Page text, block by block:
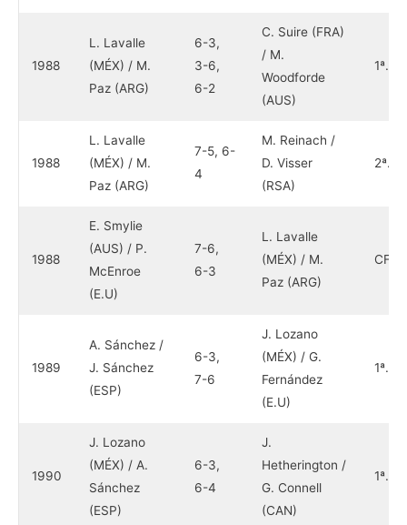
1988
L. Lavalle
(MÉX) / M.
Paz (ARG)
6-3,
3-6,
6-2
C. Suire (FRA)
/ M.
Woodforde
(AUS)
1ª.
1988
L. Lavalle
(MÉX) / M.
Paz (ARG)
7-5, 6-
4
M. Reinach /
D. Visser
(RSA)
2ª.
1988
E. Smylie
(AUS) / P.
McEnroe
(E.U)
7-6,
6-3
L. Lavalle
(MÉX) / M.
Paz (ARG)
CF
1989
A. Sánchez /
J. Sánchez
(ESP)
6-3,
7-6
J. Lozano
(MÉX) / G.
Fernández
(E.U)
1ª.
1990
J. Lozano
(MÉX) / A.
Sánchez
(ESP)
6-3,
6-4
J.
Hetherington /
G. Connell
(CAN)
1ª.